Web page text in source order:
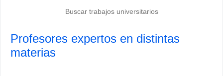
Buscar trabajos universitarios
Profesores expertos en distintas
materias